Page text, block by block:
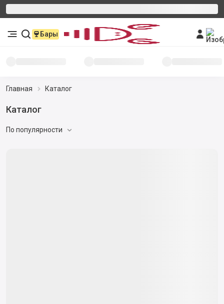
Бары
Главная Каталог
Каталог
По популярности